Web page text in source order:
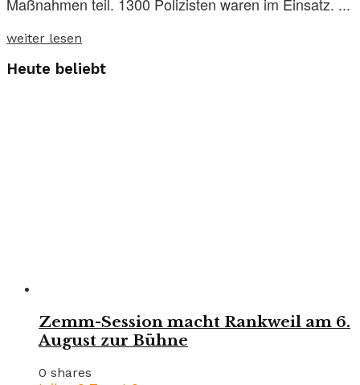
weiter lesen
Heute beliebt
Zemm-Session macht Rankweil am 6.
August zur Bühne
0 shares